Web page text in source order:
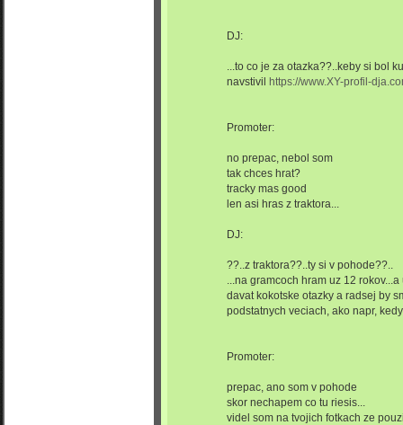
DJ:
...to co je za otazka??..keby si bol
navstivil
https://www.XY-profil-
Promoter:
no prepac, nebol som
tak chces hrat?
tracky mas good
len asi hras z traktora...
DJ:
??..z traktora??..ty si v pohode??..
...na gramcoch hram uz 12
davat kokotske otazky a radsej by
podstatnych veciach, ako napr,
Promoter:
prepac, ano som v pohode
skor nechapem co tu riesis...
videl som na tvojich fotkach ze